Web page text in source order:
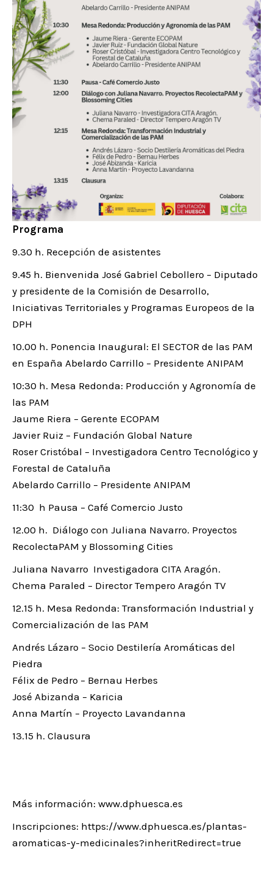
Programa
9.30 h. Recepción de asistentes
9.45 h. Bienvenida José Gabriel Cebollero – Diputado
y presidente de la Comisión de Desarrollo,
Iniciativas Territoriales y Programas Europeos de la
DPH
10.00 h. Ponencia Inaugural: El SECTOR de las PAM
en España Abelardo Carrillo – Presidente ANIPAM
10:30 h. Mesa Redonda: Producción y Agronomía de
las PAM
Jaume Riera – Gerente ECOPAM
Javier Ruiz – Fundación Global Nature
Roser Cristóbal – Investigadora Centro Tecnológico y
Forestal de Cataluña
Abelardo Carrillo – Presidente ANIPAM
11:30 h Pausa – Café Comercio Justo
12.00 h. Diálogo con Juliana Navarro. Proyectos
RecolectaPAM y Blossoming Cities
Juliana Navarro Investigadora CITA Aragón.
Chema Paraled – Director Tempero Aragón TV
12.15 h. Mesa Redonda: Transformación Industrial y
Comercialización de las PAM
Andrés Lázaro – Socio Destilería Aromáticas del
Piedra
Félix de Pedro – Bernau Herbes
José Abizanda – Karicia
Anna Martín – Proyecto Lavandanna
13.15 h. Clausura
Más información: www.dphuesca.es
Inscripciones: https://www.dphuesca.es/plantas-
aromaticas-y-medicinales?inheritRedirect=true